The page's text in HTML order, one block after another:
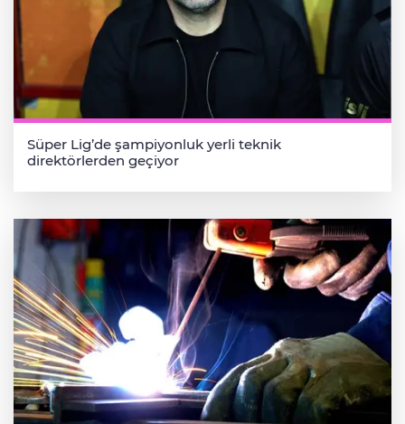
Süper Lig’de şampiyonluk yerli teknik
direktörlerden geçiyor